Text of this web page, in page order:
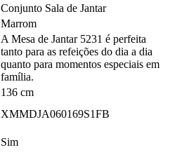
Conjunto Sala de Jantar
Marrom
A Mesa de Jantar 5231 é perfeita
tanto para as refeições do dia a dia
quanto para momentos especiais em
família.
136 cm
XMMDJA060169S1FB
Sim